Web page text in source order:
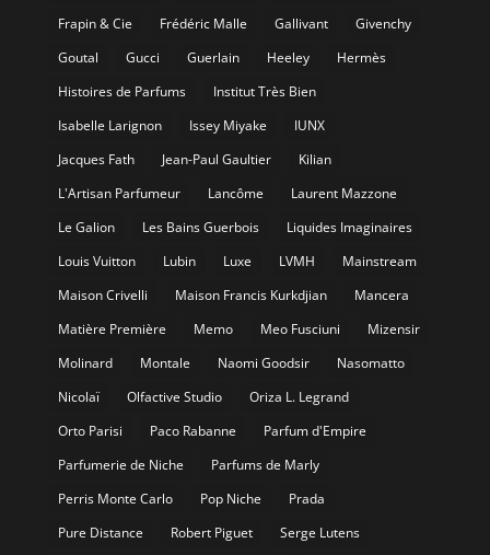
Frapin & Cie
Frédéric Malle Gallivant
Givenchy
Goutal
Gucci Guerlain Heeley
Hermès
Histoires de Parfums
Institut Très Bien
Isabelle Larignon
Issey Miyake
IUNX
Jacques Fath
Jean-Paul Gaultier
Kilian
L'Artisan Parfumeur
Lancôme
Laurent Mazzone
Le Galion
Les Bains Guerbois
Liquides Imaginaires
Louis Vuitton
Lubin Luxe LVMH
Mainstream
Maison Crivelli
Maison Francis Kurkdjian
Mancera
Matière Première
Memo Meo Fusciuni
Mizensir
Molinard
Montale Naomi Goodsir
Nasomatto
Nicolaï
Olfactive Studio
Oriza L. Legrand
Orto Parisi
Paco Rabanne
Parfum d'Empire
Parfumerie de Niche
Parfums de Marly
Perris Monte Carlo
Pop Niche
Prada
Pure Distance
Robert Piguet
Serge Lutens